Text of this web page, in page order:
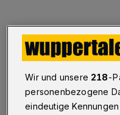
Radio Wuppertal
Vorstand der
bestätigt
Wir und unsere 218-
personenbezogene
eindeutige